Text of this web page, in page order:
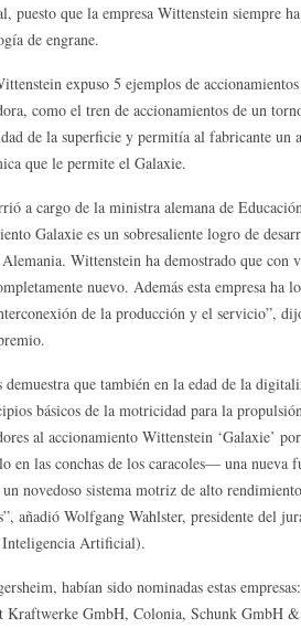
puesto que la empresa Wittenstein siempre
de engrane.
expuso 5 ejemplos de
como el tren de accionamientos de un
de la superficie y permitía al fabricante un
que le permite el Galaxie.
a cargo de la ministra alemana de
Galaxie es un sobresaliente logro de
Wittenstein ha demostrado que con
nuevo. Además esta empresa ha
de la producción y el servicio”,
que también en la edad de la
básicos de la motricidad para la
al accionamiento Wittenstein ‘Galaxie’
en las conchas de los caracoles— una nueva
novedoso sistema motriz de alto
añadió Wolfgang Wahlster, presidente del
Inteligencia Artificial).
habían sido nominadas estas
Kraftwerke GmbH, Colonia, Schunk GmbH